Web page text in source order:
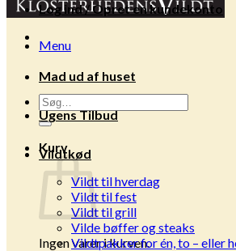
Menu
Søg
efter:
Kurv
Ingen varer i kurven.
Log ind / Opret en kundekonto
Mad ud af huset
Ugens Tilbud
Vildtkød
Vildt til hverdag
Vildt til fest
Vildt til grill
Vilde bøffer og steaks
Vildtpakker for én, to – eller